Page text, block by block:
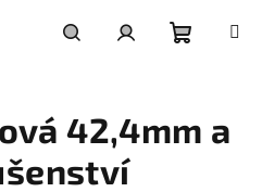
košík
42,4mm a